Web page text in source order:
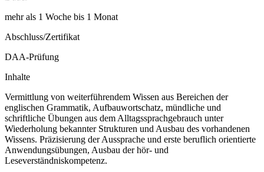
mehr als 1 Woche bis 1 Monat
Abschluss/Zertifikat
DAA-Prüfung
Inhalte
Vermittlung von weiterführendem Wissen aus Bereichen der
englischen Grammatik, Aufbauwortschatz, mündliche und
schriftliche Übungen aus dem Alltagssprachgebrauch unter
Wiederholung bekannter Strukturen und Ausbau des vorhandenen
Wissens. Präzisierung der Aussprache und erste beruflich orientierte
Anwendungsübungen, Ausbau der hör- und
Leseverständniskompetenz.